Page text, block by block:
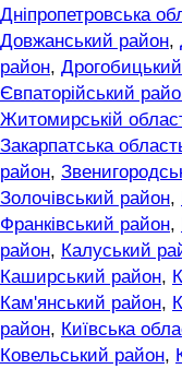
Дніпропетровська
Довжанський район,
район,
Євпаторійський
Житомирській
Закарпатська
район,
Золочівський район,
Франківський район,
район, Калуський
Каширський район,
Кам'янський район,
район, Київська
Ковельський район,